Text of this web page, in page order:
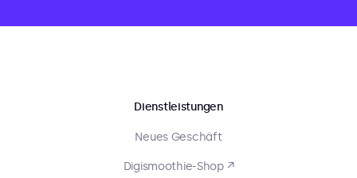
Dienstleistungen
Neues Geschäft
Digismoothie-Shop ↗